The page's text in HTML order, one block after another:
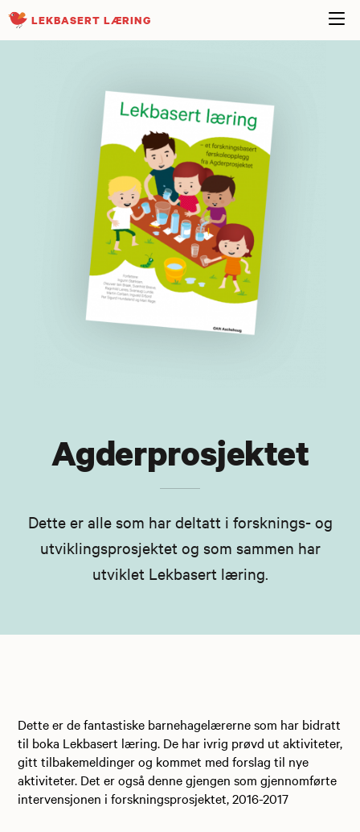
LEKBASERT LÆRING
Agderprosjektet
Dette er alle som har deltatt i forsknings- og
utviklingsprosjektet og som sammen har
utviklet Lekbasert læring.
Dette er de fantastiske barnehagelærerne som har bidratt
til boka Lekbasert læring. De har ivrig prøvd ut aktiviteter,
gitt tilbakemeldinger og kommet med forslag til nye
aktiviteter. Det er også denne gjengen som gjennomførte
intervensjonen i forskningsprosjektet, 2016-2017